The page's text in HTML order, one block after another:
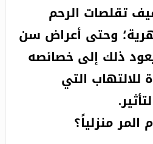
تقلصات الرحم
وحتى أعراض سن
ذلك إلى خصائصه
للالتهاب التي
منزلياً؟